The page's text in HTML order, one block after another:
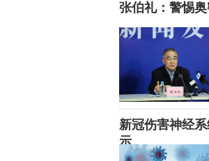
张伯礼：警惕
新冠伤害神经
示